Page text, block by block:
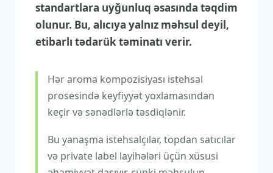
standartlara uyğunluq əsasında təqdim
olunur. Bu, alıcıya yalnız məhsul deyil,
etibarlı tədarük təminatı verir.
Hər aroma kompozisiyası istehsal
prosesində keyfiyyət yoxlamasından
keçir və sənədlərlə təsdiqlənir.
Bu yanaşma istehsalçılar, topdan satıcılar
və private label layihələri üçün xüsusi